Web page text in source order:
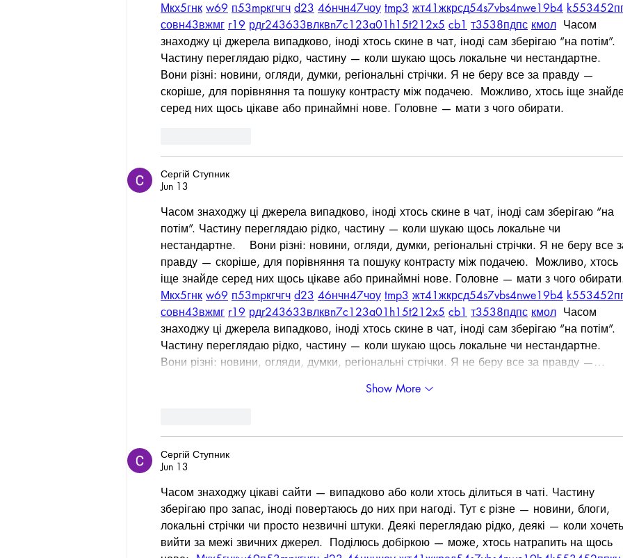
Мкх5гнк w69 п53mpкгчгч d23 46нчн47чоу tmp3 жт41жкрсд54s7vbs4nwe19b4 k553452
совн43вжмг r19 рдr243633влквn7c123a01 h15t21 2x5 cb1 т3538пдпс кмол
  Часом
знаходжу ці джерела випадково, іноді хтось скине в чат, іноді сам зберігаю “на потім”.
Частину переглядаю рідко, частину — коли шукаю щось локальне чи нестандартне.
Вони різні: новини, огляди, думки, регіональні стрічки. Я не беру все за правду —
скоріше, для порівняння та пошуку контрасту між подачею.  Можливо, хтось іще
серед них щось цікаве або принаймні нове. Головне — мати з чого обирати.
Сергій Ступник
Jun 13
Часом знаходжу ці джерела випадково, іноді хтось скине в чат, іноді сам зберігаю “на
потім”. Частину переглядаю рідко, частину — коли шукаю щось локальне чи
нестандартне.    Вони різні: новини, огляди, думки, регіональні стрічки. Я не беру все
правду — скоріше, для порівняння та пошуку контрасту між подачею.  Можливо, хтось
іще знайде серед них щось цікаве або принаймні нове. Головне — мати з чого
Мкх5гнк w69 п53mpкгчгч d23 46нчн47чоу tmp3 жт41жкрсд54s7vbs4nwe19b4 k553452
совн43вжмг r19 рдr243633влквn7c123a01 h15t21 2x5 cb1 т3538пдпс кмол
  Часом
знаходжу ці джерела випадково, іноді хтось скине в чат, іноді сам зберігаю “на потім”.
Частину переглядаю рідко, частину — коли шукаю щось локальне чи нестандартне.
Вони різні: новини, огляди, думки, регіональні стрічки. Я не беру все за правду —…
Show More
Сергій Ступник
Jun 13
Часом знаходжу цікаві сайти — випадково або коли хтось ділиться в чаті. Частину
зберігаю про запас, іноді повертаюсь до них при нагоді. Тут є різне — новини, блоги,
локальні стрічки чи просто незвичні штуки. Деякі переглядаю рідко, деякі — коли
вийти за межі звичних джерел.  Поділюсь добіркою — може, хтось натрапить на щось